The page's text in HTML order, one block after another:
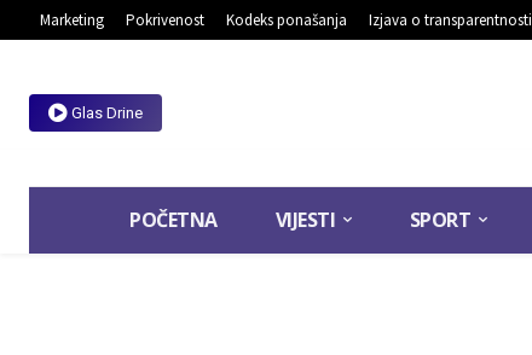
Marketing Pokrivenost Kodeks ponašanja Izjava o transparentnosti
Glas Drine
POČETNA VIJESTI SPORT